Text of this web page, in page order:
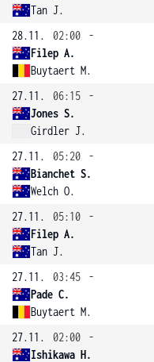
Tan J.
28.11.
02:00
-
Filep A.
Buytaert M.
27.11.
06:15
-
Jones S.
Girdler J.
27.11.
05:20
-
Bianchet S.
Welch O.
27.11.
05:10
-
Filep A.
Tan J.
27.11.
03:45
-
Pade C.
Buytaert M.
27.11.
02:00
-
Ishikawa H.